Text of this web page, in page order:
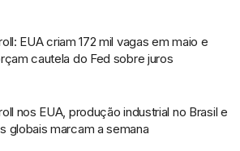
EUA criam 172 mil vagas em maio e
cautela do Fed sobre juros
nos EUA, produção industrial no Brasil e
globais marcam a semana